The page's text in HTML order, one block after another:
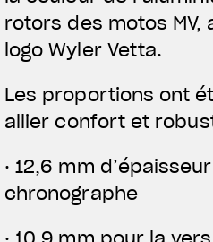
rotors des motos MV,
logo Wyler Vetta.
Les proportions ont
allier confort et
· 12,6 mm
chronographe